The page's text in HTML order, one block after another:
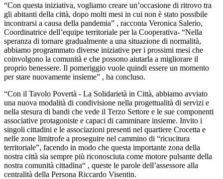
“Con questa iniziativa, vogliamo creare un’occasione di ritrovo tra
gli abitanti della città, dopo molti mesi in cui non è stato possibile
incontrarsi a causa della pandemia” , racconta Veronica Salerio,
Coordinatrice dell’equipe territoriale per la Cooperativa- “Nella
speranza di tornare gradualmente a una situazione di normalità,
abbiamo programmato diverse iniziative per i prossimi mesi che
coinvolgono la comunità e che possono aiutarla a migliorare il
proprio benessere. Il pomeriggio vuole quindi essere un momento
per stare nuovamente insieme” , ha concluso.
“Con il Tavolo Povertà - La Solidarietà in Città, abbiamo avviato
una nuova modalità di condivisione nella progettualità di servizi e
nella stesura di bandi che vede il Terzo Settore e le sue componenti
associative protagoniste e capaci di camminare insieme. Invito i
singoli cittadini e le associazioni presenti nel quartiere Crocetta e
nelle zone limitrofe a proseguire nel cammino di “ricucitura
territoriale”, facendo in modo che questa importante zona della
nostra città sia sempre più riconosciuta come motore pulsante della
nostra comunità cittadina“ , queste le parole dell’assessore alla
centralità della Persona Riccardo Visentin.